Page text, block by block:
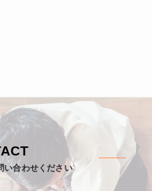
い合わせください